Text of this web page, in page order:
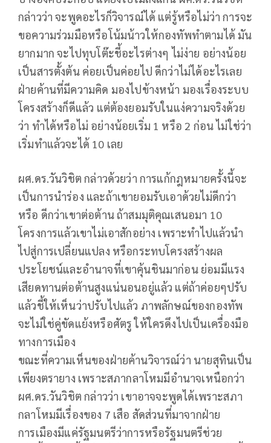
กล่าวว่า จะพูดอะไรก็วิจารณ์ได้ แต่รู้หรือไม่ว่า การจะ
ขอความร่วมมือหรือโน้มน้าวให้กองทัพทำตามได้ มัน
ยากมาก จะไปทุบโต๊ะชี้อะไรต่างๆ ไม่ง่าย อย่างน้อย
เป็นสารตั้งต้น ค่อยเป็นค่อยไป ดีกว่าไม่ได้อะไรเลย
ฝ่ายค้านที่มีความคิด มองไปข้างหน้า มองเรื่องระบบ
โครงสร้างก็ดีแล้ว แต่ต้องยอมรับในแง่ความจริงด้วย
ว่า ทำได้หรือไม่ อย่างน้อยเริ่ม 1 หรือ 2 ก่อน ไม่ใช่ว่า
เริ่มทำแล้วจะได้ 10 เลย
ผศ.ดร.วันวิชิต กล่าวด้วยว่า การแก้กฎหมายครั้งนี้จะ
เป็นการนำร่อง และถ้าเขายอมรับเอาด้วยไม่ดีกว่า
หรือ ดีกว่าเขาต่อต้าน ถ้าสมมุติคุณเสนอมา 10
โครงการแล้วเขาไม่เอาสักอย่าง เพราะทำไปแล้วนำ
ไปสู่การเปลี่ยนแปลง หรือกระทบโครงสร้างผล
ประโยชน์และอำนาจที่เขาคุ้นชินมาก่อน ย่อมมีแรง
เสียดทานต่อต้านสูงแน่นอนอยู่แล้ว แต่ถ้าค่อยๆปรับ
แล้วชี้ให้เห็นว่าปรับไปแล้ว ภาพลักษณ์ของกองทัพ
จะไม่ใช่คู่ขัดแย้งหรือศัตรู ให้ใครดึงไปเป็นเครื่องมือ
ทางการเมือง
ขณะที่ความเห็นของฝ่ายค้านวิจารณ์ว่า นายสุทินเป็น
เพียงตรายาง เพราะสภากลาโหมมีอำนาจเหนือกว่า
ผศ.ดร.วันวิชิต กล่าวว่า เขาอาจจะพูดได้เพราะสภา
กลาโหมมีเรื่องของ 7 เสือ สัดส่วนที่มาจากฝ่าย
การเมืองมีแค่รัฐมนตรีว่าการหรือรัฐมนตรีช่วย